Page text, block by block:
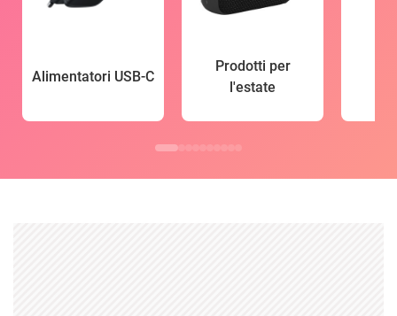
Alimentatori USB-C
Prodotti per
l'estate